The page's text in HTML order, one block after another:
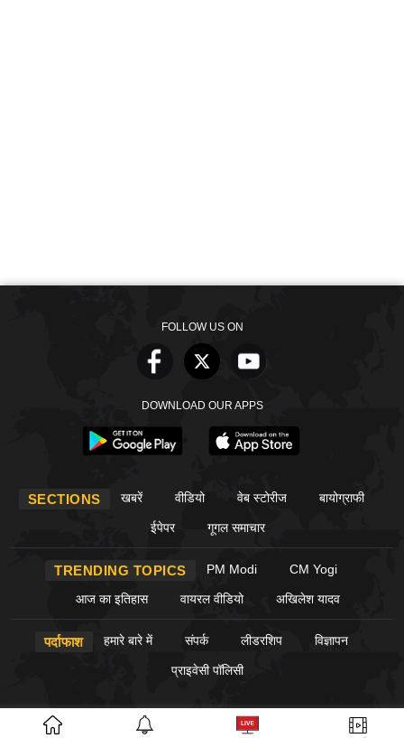
FOLLOW US ON
DOWNLOAD OUR APPS
SECTIONS खबरें वीडियो वेब स्टोरीज बायोग्राफी
ईपेपर गूगल समाचार
TRENDING TOPICS PM Modi CM Yogi
आज का इतिहास वायरल वीडियो अखिलेश यादव
पर्दाफाश हमारे बारे में संपर्क लीडरशिप विज्ञापन
प्राइवेसी पॉलिसी